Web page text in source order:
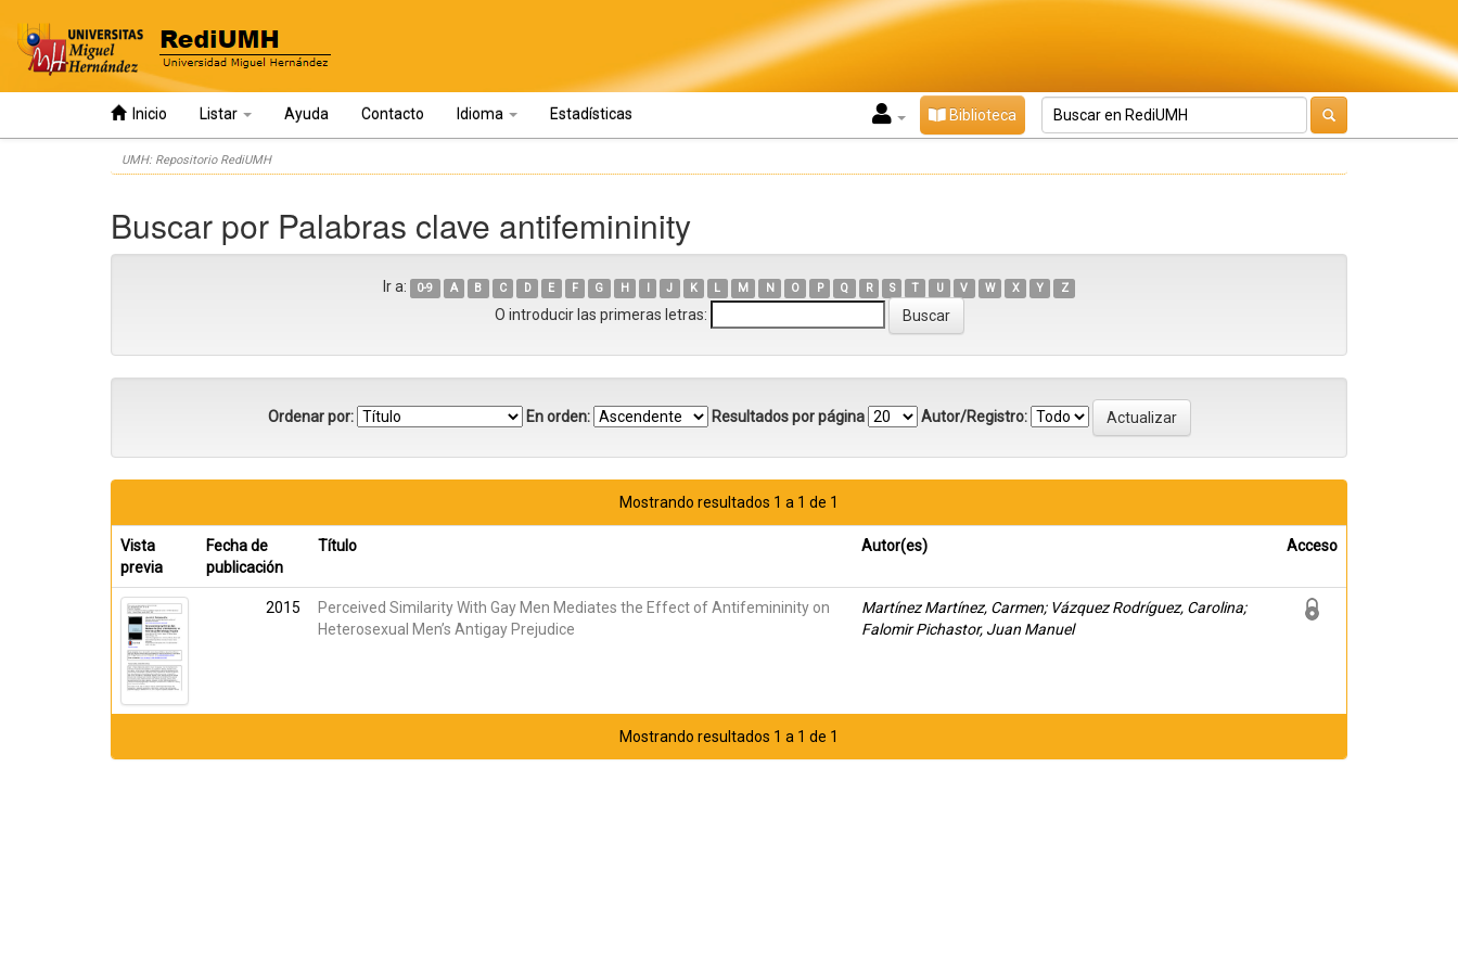
Inicio Listar Ayuda Contacto Idioma Estadísticas Biblioteca
UMH: Repositorio RediUMH
Buscar por Palabras clave antifemininity
Ir a: 0-9 A B C D E F G H I J K L M N O P Q R S T U V W X Y Z
O introducir las primeras letras:
Ordenar por: En orden: Resultados por página Autor/Registro:
Mostrando resultados 1 a 1 de 1
Vista
previa
Fecha de
publicación
Título Autor(es) Acceso
2015
Perceived Similarity With Gay Men Mediates the Effect of Antifemininity on
Heterosexual Men’s Antigay Prejudice
Martínez Martínez, Carmen; Vázquez Rodríguez, Carolina;
Falomir Pichastor, Juan Manuel
Mostrando resultados 1 a 1 de 1